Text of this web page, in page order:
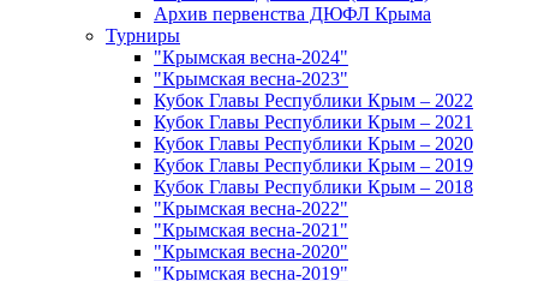
Архив первенства ДЮФЛ Крыма
Турниры
"Крымская весна-2024"
"Крымская весна-2023"
Кубок Главы Республики Крым – 2022
Кубок Главы Республики Крым – 2021
Кубок Главы Республики Крым – 2020
Кубок Главы Республики Крым – 2019
Кубок Главы Республики Крым – 2018
"Крымская весна-2022"
"Крымская весна-2021"
"Крымская весна-2020"
"Крымская весна-2019"